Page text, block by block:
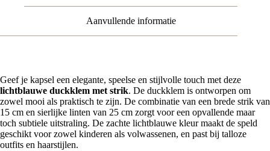
Aanvullende informatie
Geef je kapsel een elegante, speelse en stijlvolle touch met deze
lichtblauwe duckklem met strik. De duckklem is ontworpen om
zowel mooi als praktisch te zijn. De combinatie van een brede strik van
15 cm en sierlijke linten van 25 cm zorgt voor een opvallende maar
toch subtiele uitstraling. De zachte lichtblauwe kleur maakt de speld
geschikt voor zowel kinderen als volwassenen, en past bij talloze
outfits en haarstijlen.